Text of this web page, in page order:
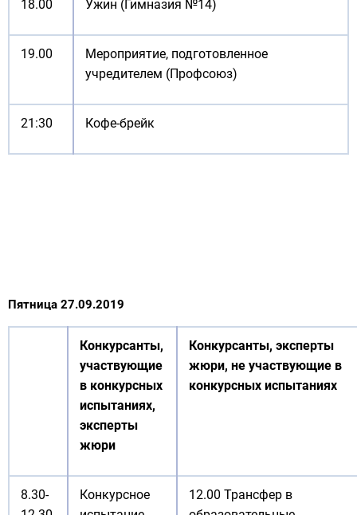
18.00 Ужин (Гимназия №14)
19.00
Мероприятие, подготовленное
учредителем (Профсоюз)
21:30 Кофе-брейк
Пятница 27.09.2019
Конкурсанты,
участвующие
в конкурсных
испытаниях,
эксперты
жюри
Конкурсанты, эксперты
жюри, не участвующие в
конкурсных испытаниях
8.30-
Конкурсное
12.00 Трансфер в